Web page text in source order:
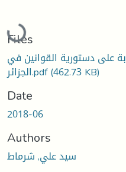
Loading...
Files
على دستورية القوانين في
الجزائر.pdf(462.73 KB)
Date
2018-06
Authors
سيد علي, شرماط